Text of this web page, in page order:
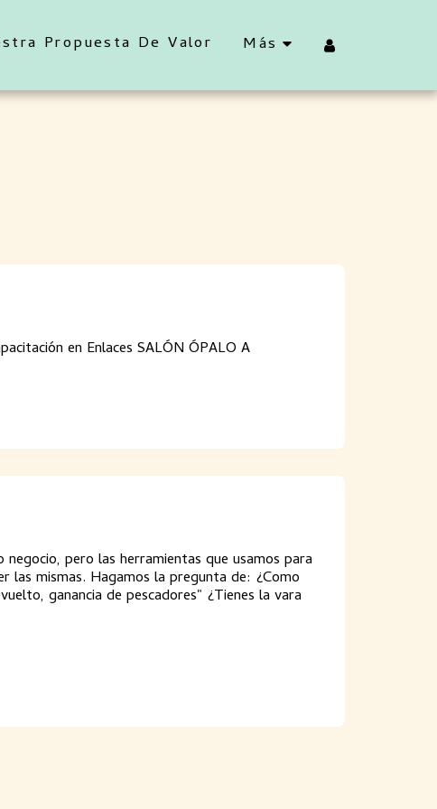
Propuesta De Valor Más
en Enlaces SALÓN ÓPALO A
pero las herramientas que usamos para
las mismas. Hagamos la pregunta de: ¿Como
ganancia de pescadores" ¿Tienes la vara